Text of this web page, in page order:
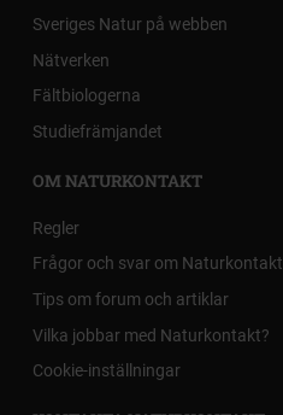
Sveriges Natur på webben
Nätverken
Fältbiologerna
Studiefrämjandet
OM NATURKONTAKT
Regler
Frågor och svar om Naturkontakt
Tips om forum och artiklar
Vilka jobbar med Naturkontakt?
Cookie-inställningar